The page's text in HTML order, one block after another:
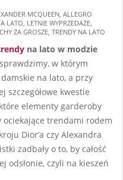
MCQUEEN, ALLEGRO
LATO, LETNIE WYPRZEDAŻE,
ZA GROSZE, TRENDY NA LATO
na lato w modzie
w którym
na lato, a przy
szczegółowe kwestie
elementy garderoby
trendami rodem
Dior’a czy Alexandra
zadbały o to, by całość
odsłonie, czyli na kieszeń